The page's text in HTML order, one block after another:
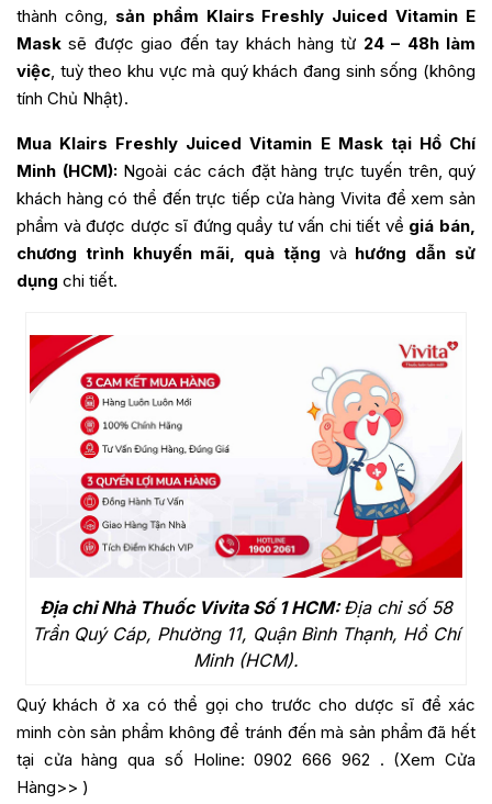
thành công, sản phẩm Klairs Freshly Juiced Vitamin E
Masksẽ được giao đến tay khách hàng từ 24 – 48h làm
việc, tuỳ theo khu vực mà quý khách đang sinh sống (không
tính Chủ Nhật).
Mua Klairs Freshly Juiced Vitamin E Mask tại Hồ Chí
Minh (HCM):Ngoài các cách đặt hàng trực tuyến trên, quý
khách hàng có thể đến trực tiếp cửa hàng Vivita để xem sản
phẩm và được dược sĩ đứng quầy tư vấn chi tiết về giá bán,
chương trình khuyến mãi, quà tặng và hướng dẫn sử
dụng chi tiết.
Địa chỉ Nhà Thuốc Vivita Số 1 HCM:Địa chỉ số 58
Trần Quý Cáp, Phường 11, Quận Bình Thạnh, Hồ Chí
Minh (HCM).
Quý khách ở xa có thể gọi cho trước cho dược sĩ để xác
minh còn sản phẩm không để tránh đến mà sản phẩm đã hết
tại cửa hàng qua số Holine:0902 666 962 . (Xem Cửa
Hàng>> )